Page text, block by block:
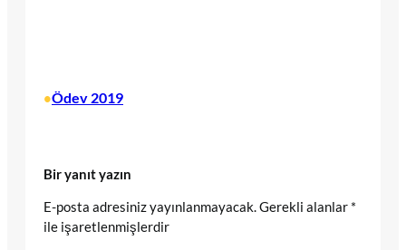
•Ödev 2019
Bir yanıt yazın
E-posta adresiniz yayınlanmayacak.Gerekli alanlar *
ile işaretlenmişlerdir